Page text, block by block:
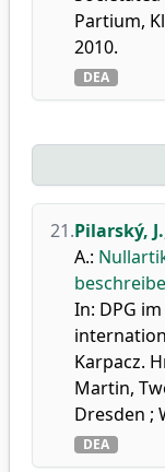
Partium,
2010.
DEA
21.Pilarský, J.
A.:
In: DPG
Karpacz.
Martin,
Dresden ;
DEA